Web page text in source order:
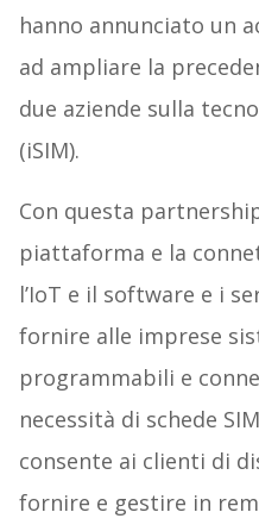
hanno annunciato un
ad ampliare la
due aziende sulla
(iSIM).
Con questa
piattaforma e la
l’IoT e il software e i
fornire alle imprese
programmabili e
necessità di schede
consente ai clienti di
fornire e gestire in